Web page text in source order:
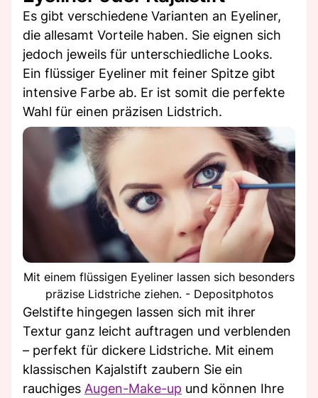
Es gibt verschiedene Varianten an Eyeliner,
die allesamt Vorteile haben. Sie eignen sich
jedoch jeweils für unterschiedliche Looks.
Ein flüssiger Eyeliner mit feiner Spitze gibt
intensive Farbe ab. Er ist somit die perfekte
Wahl für einen präzisen Lidstrich.
Mit einem flüssigen Eyeliner lassen sich besonders
präzise Lidstriche ziehen. - Depositphotos
Gelstifte hingegen lassen sich mit ihrer
Textur ganz leicht auftragen und verblenden
– perfekt für dickere Lidstriche. Mit einem
klassischen Kajalstift zaubern Sie ein
rauchiges Augen-Make-up und können Ihre